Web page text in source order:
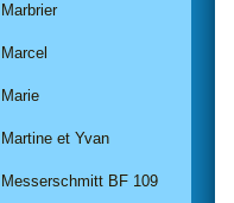
Marbrier
Marcel
Marie
Martine et Yvan
Messerschmitt BF 109